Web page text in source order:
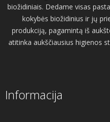
biožidiniais. Dedame visas
kokybės biožidinius ir jų
produkciją, pagamintą iš
atitinka aukščiausius higienos
Informacija